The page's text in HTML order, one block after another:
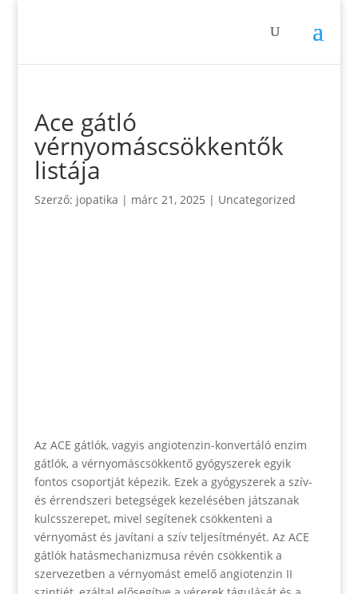
Ace gátló
vérnyomáscsökkentők
listája
Szerző: jopatika | márc 21, 2025 | Uncategorized
Az ACE gátlók, vagyis angiotenzin-konvertáló enzim
gátlók, a vérnyomáscsökkentő gyógyszerek egyik
fontos csoportját képezik. Ezek a gyógyszerek a szív-
és érrendszeri betegségek kezelésében játszanak
kulcsszerepet, mivel segítenek csökkenteni a
vérnyomást és javítani a szív teljesítményét. Az ACE
gátlók hatásmechanizmusa révén csökkentik a
szervezetben a vérnyomást emelő angiotenzin II